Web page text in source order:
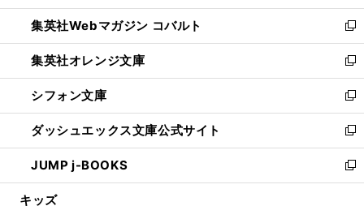
開
く
ウ
で
開
く
ン
ド
ウ
で
開
く
ウ
ィ
ン
ド
ウ
で
開
く
集英社Webマガジン コバルト
新
し
い
ウ
ィ
ン
ド
ウ
で
開
集英社オレンジ文庫
新
し
い
ウ
ィ
ン
ド
ウ
シフォン文庫
新
し
い
ウ
ィ
ン
ダッシュエックス文庫公式サイト
新
し
い
ウ
JUMP j-BOOKS
新
し
キッズ